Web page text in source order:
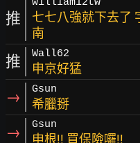
推
william12tw
七七八強就下去了
南
推 Wall62
申京好猛
→ Gsun
希臘掰
→ Gsun
申根!! 買保險囉!!